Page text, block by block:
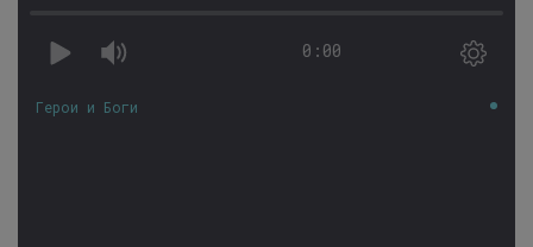
0:00
Герои и Боги